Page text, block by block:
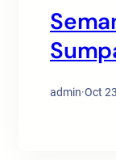
admin·Oct